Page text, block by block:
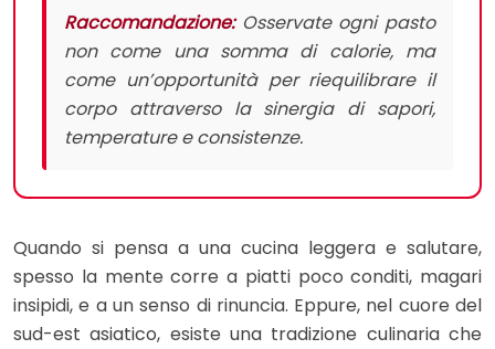
Raccomandazione:Osservate ogni pasto
non come una somma di calorie, ma
come un’opportunità per riequilibrare il
corpo attraverso la sinergia di sapori,
temperature e consistenze.
Quando si pensa a una cucina leggera e salutare,
spesso la mente corre a piatti poco conditi, magari
insipidi, e a un senso di rinuncia. Eppure, nel cuore del
sud-est asiatico, esiste una tradizione culinaria che